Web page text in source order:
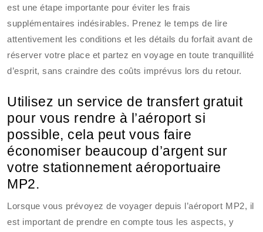
est une étape importante pour éviter les frais
supplémentaires indésirables. Prenez le temps de lire
attentivement les conditions et les détails du forfait avant de
réserver votre place et partez en voyage en toute tranquillité
d’esprit, sans craindre des coûts imprévus lors du retour.
Utilisez un service de transfert gratuit
pour vous rendre à l’aéroport si
possible, cela peut vous faire
économiser beaucoup d’argent sur
votre stationnement aéroportuaire
MP2.
Lorsque vous prévoyez de voyager depuis l’aéroport MP2, il
est important de prendre en compte tous les aspects, y